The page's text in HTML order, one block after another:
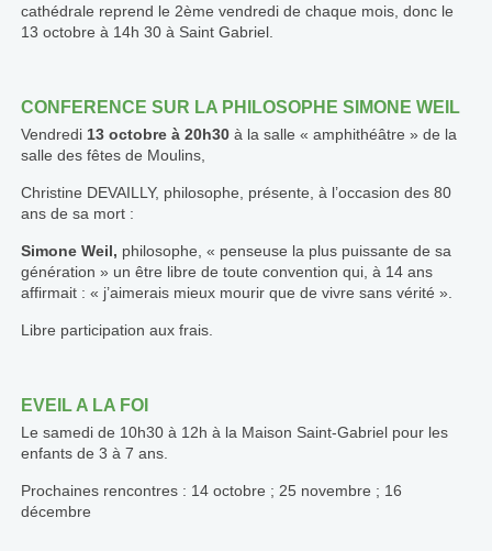
cathédrale reprend le 2ème vendredi de chaque mois, donc le
13 octobre à 14h 30 à Saint Gabriel.
CONFERENCE SUR LA PHILOSOPHE SIMONE WEIL
Vendredi 13 octobre à 20h30à la salle « amphithéâtre » de la
salle des fêtes de Moulins,
Christine DEVAILLY, philosophe, présente, à l’occasion des 80
ans de sa mort :
Simone Weil, philosophe, « penseuse la plus puissante de sa
génération » un être libre de toute convention qui, à 14 ans
affirmait : « j’aimerais mieux mourir que de vivre sans vérité ».
Libre participation aux frais.
EVEIL A LA FOI
Le samedi de 10h30 à 12h à la Maison Saint-Gabriel pour les
enfants de 3 à 7 ans.
Prochaines rencontres : 14 octobre ; 25 novembre ; 16
décembre